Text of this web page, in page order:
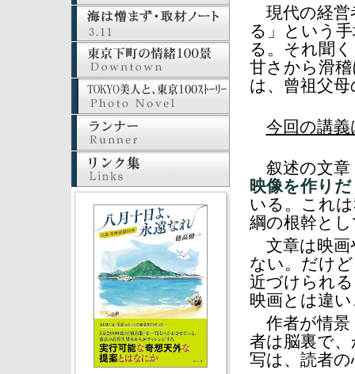
現代の経営
る」という
る。それ聞
甘さから
は、曾祖父
今回の講
叙述の文章
映像を作り
いる。これ
綱の根幹と
文章は映画
ない。だけ
近づけられ
映画とは違
作者が情景
者は脳裏で
写は、読者